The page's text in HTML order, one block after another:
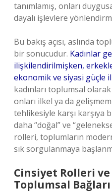
tanımlamış, onları
dayalı işlevlere
Bu bakış açısı, aslında
bir sonucudur. Kadınlar
ilişkilendirilmişken,
ekonomik ve siyasi güçle
kadınları toplumsal
onları ilkel ya da
tehlikesiyle karşı karşıya
daha “doğal” ve
rolleri, toplumların
sık sorgulanmaya
Cinsiyet Rolleri ve
Toplumsal Bağları